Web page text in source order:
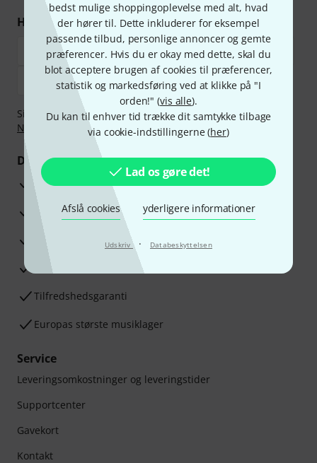
bedst mulige shoppingoplevelse med alt, hvad
der hører til. Dette inkluderer for eksempel
passende tilbud, personlige annoncer og gemte
præferencer. Hvis du er okay med dette, skal du
blot acceptere brugen af cookies til præferencer,
statistik og markedsføring ved at klikke på "I
orden!" (vis alle).
Du kan til enhver tid trække dit samtykke tilbage
via cookie-indstillingerne (her)
Lad os gøre det!
Afslå cookies yderligere informationer
Udskriv · Databeskyttelsen
Handl og betal sikkert
Sikker betaling med Bankoverførsel, PayPal,Klarna Betal
Nu
Klarna betaling i ratereller Kreditkort.
Dine fordele
3 års Thomann Garanti
30 dages money back garanti
Reparationsservice
Råd fra vores eksperter
Tilfredshedsgaranti
Europas største musiklager
Service
Leveringsomkostninger og leveringstider
Supportcenter
Gavekort
Kontakt